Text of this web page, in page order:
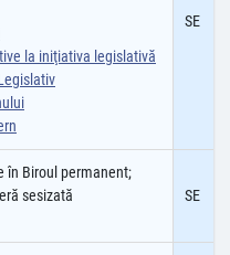
la iniţiativa legislativă
SE
în Biroul permanent;
sesizată
SE